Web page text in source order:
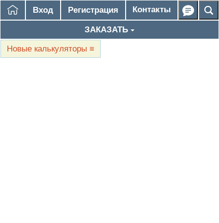
Вход Регистрация Контакты
ЗАКАЗАТЬ
Новые калькуляторы ≡